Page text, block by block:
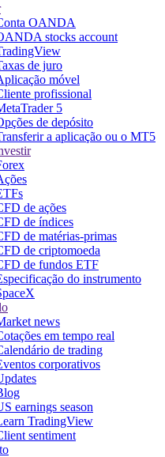
OANDA
stocks account
de juro
móvel
profissional
5
de depósito
a aplicação ou o MT5
de ações
de índices
de matérias-primas
de criptomoeda
de fundos ETF
do instrumento
news
em tempo real
de trading
corporativos
earnings season
TradingView
sentiment